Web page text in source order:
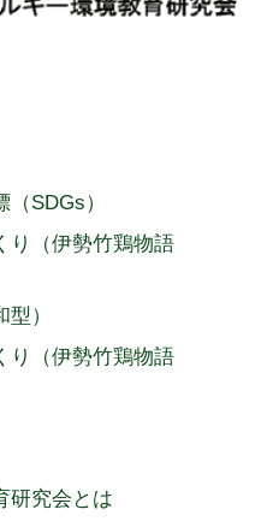
SDGs）
り（伊勢竹鶏物語
）
り（伊勢竹鶏物語
研究会とは